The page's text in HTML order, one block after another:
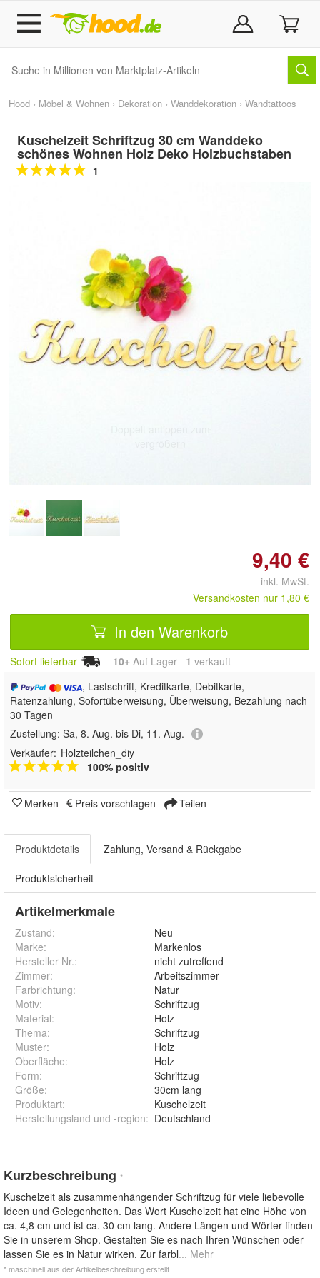
Hood › Möbel & Wohnen › Dekoration › Wanddekoration › Wandtattoos
Kuschelzeit Schriftzug 30 cm Wanddeko
schönes Wohnen Holz Deko Holzbuchstaben
1
9,40 €
inkl. MwSt.
Versandkosten nur 1,80 €
In den Warenkorb
Sofort lieferbar 10+ Auf Lager 1 verkauft
, Lastschrift, Kreditkarte, Debitkarte,
Ratenzahlung, Sofortüberweisung, Überweisung, Bezahlung nach
30 Tagen
Zustellung: Sa, 8. Aug. bis Di, 11. Aug.
Verkäufer: Holzteilchen_diy
100% positiv
Merken Preis vorschlagen Teilen
Produktdetails Zahlung, Versand & Rückgabe
Produktsicherheit
Artikelmerkmale
Zustand:
Neu
Marke:
Markenlos
Hersteller Nr.:
nicht zutreffend
Zimmer:
Arbeitszimmer
Farbrichtung:
Natur
Motiv:
Schriftzug
Material:
Holz
Thema:
Schriftzug
Muster:
Holz
Oberfläche:
Holz
Form:
Schriftzug
Größe:
30cm lang
Produktart:
Kuschelzeit
Herstellungsland und -region: Deutschland
Kurzbeschreibung *
Kuschelzeit als zusammenhängender Schriftzug für viele liebevolle
Ideen und Gelegenheiten. Das Wort Kuschelzeit hat eine Höhe von
ca. 4,8 cm und ist ca. 30 cm lang. Andere Längen und Wörter finden
Sie in unserem Shop. Gestalten Sie es nach Ihren Wünschen oder
lassen Sie es in Natur wirken. Zur farbl... Mehr
* maschinell aus der Artikelbeschreibung erstellt